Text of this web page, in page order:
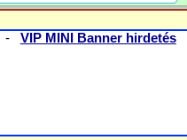
- VIP MINI Banner hirdetés